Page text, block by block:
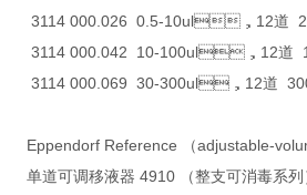
3114 000.026 0.5-10ul，12道
3114 000.042 10-100ul，12道
3114 000.069 30-300ul，12道
Eppendorf Reference （adjustable-
单道可调移液器 4910 （整支可消毒系列